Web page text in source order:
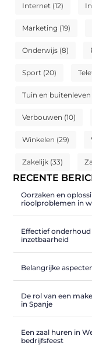
Internet (12)
Marketing (19)
Onderwijs (8)
Sport (20)
Tuin en buitenleven
Verbouwen (10)
Winkelen (29)
Zakelijk (33)
RECENTE
Oorzaken en
rioolproblemen in
Effectief
inzetbaarheid
Belangrijke
De rol van een
in Spanje
Een zaal huren in
bedrijfsfeest